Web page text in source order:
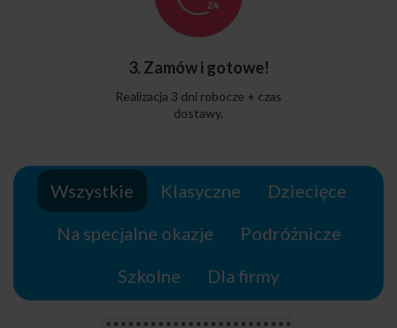
3. Zamów i gotowe!
Realizacja 3 dni robocze + czas
dostawy.
Wszystkie Klasyczne
Dziecięce
Na specjalne okazje
Podróżnicze
Szkolne
Dla firmy